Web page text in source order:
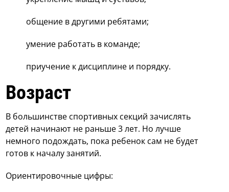
общение в другими ребятами;
умение работать в команде;
приучение к дисциплине и порядку.
Возраст
В большинстве спортивных секций зачислять
детей начинают не раньше 3 лет. Но лучше
немного подождать, пока ребенок сам не будет
готов к началу занятий.
Ориентировочные цифры: